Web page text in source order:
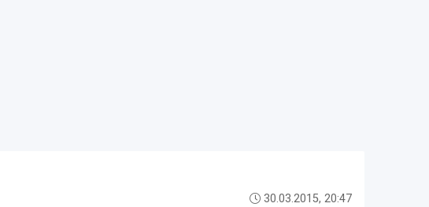
30.03.2015, 20:47